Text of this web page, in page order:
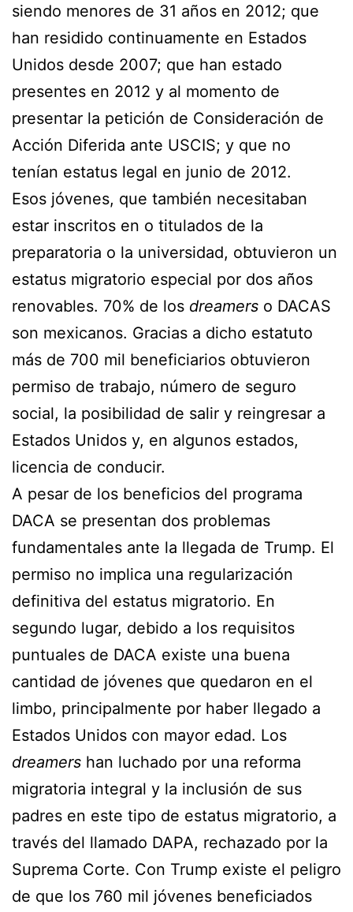
siendo menores de 31 años en 2012; que
han residido continuamente en Estados
Unidos desde 2007; que han estado
presentes en 2012 y al momento de
presentar la petición de Consideración de
Acción Diferida ante USCIS; y que no
tenían estatus legal en junio de 2012.
Esos jóvenes, que también necesitaban
estar inscritos en o titulados de la
preparatoria o la universidad, obtuvieron un
estatus migratorio especial por dos años
renovables. 70% de los dreamers o DACAS
son mexicanos. Gracias a dicho estatuto
más de 700 mil beneficiarios obtuvieron
permiso de trabajo, número de seguro
social, la posibilidad de salir y reingresar a
Estados Unidos y, en algunos estados,
licencia de conducir.
A pesar de los beneficios del programa
DACA se presentan dos problemas
fundamentales ante la llegada de Trump. El
permiso no implica una regularización
definitiva del estatus migratorio. En
segundo lugar, debido a los requisitos
puntuales de DACA existe una buena
cantidad de jóvenes que quedaron en el
limbo, principalmente por haber llegado a
Estados Unidos con mayor edad. Los
dreamers han luchado por una reforma
migratoria integral y la inclusión de sus
padres en este tipo de estatus migratorio, a
través del llamado DAPA, rechazado por la
Suprema Corte. Con Trump existe el peligro
de que los 760 mil jóvenes beneficiados